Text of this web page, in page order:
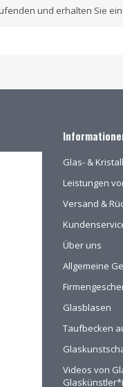
und erhalten Sie
Glas- &
Leistungen
Versand &
Über uns
Allgemeine
Glasblasen
Taufbecken
Videos von